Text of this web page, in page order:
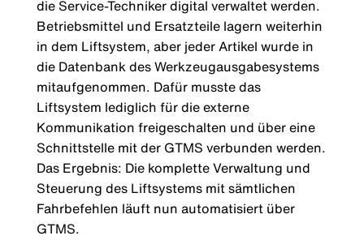
die Service-Techniker digital verwaltet werden.
Betriebsmittel und Ersatzteile lagern weiterhin
in dem Liftsystem, aber jeder Artikel wurde in
die Datenbank des Werkzeugausgabesystems
mitaufgenommen. Dafür musste das
Liftsystem lediglich für die externe
Kommunikation freigeschalten und über eine
Schnittstelle mit der GTMS verbunden werden.
Das Ergebnis: Die komplette Verwaltung und
Steuerung des Liftsystems mit sämtlichen
Fahrbefehlen läuft nun automatisiert über
GTMS.